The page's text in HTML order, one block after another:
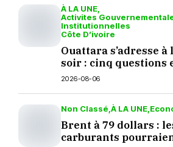
À LA UNE
Activites
Institutionnelles
Côte D’ivoire
Ouattara s’adresse à
soir : cinq questions
2026-08-06
Non Classé À LA UNE
Brent à 79 dollars :
carburants